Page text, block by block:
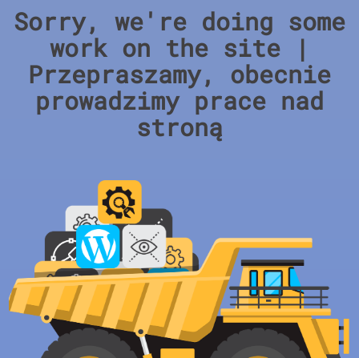
Sorry, we're doing some
work on the site |
Przepraszamy, obecnie
prowadzimy prace nad
stroną